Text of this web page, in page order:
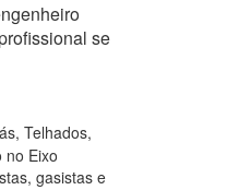
se
Telhados,
no Eixo
gasistas e